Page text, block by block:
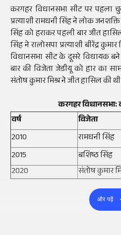
करगहर विधानसभा सीट पर पहला
प्रत्याशी रामधनी सिंह ने लोक जनशक्ति
सिंह को हराकर पहली बार जीत
सिंह ने रालोसपा प्रत्याशी बीरेंद्र
विधानसभा सीट के दूसरे विधायक
बार की विजेता जेडीयू को हार का
संतोष कुमार मिश्र ने जीत हासिल की
करगहर
वर्ष
विजेता
2010
रामधनी सिंह
2015
बशिष्ठ सिंह
2020
संतोष कुमार
और पढ़ें